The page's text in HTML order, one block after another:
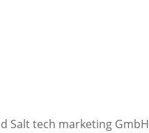
Salt tech marketing GmbH